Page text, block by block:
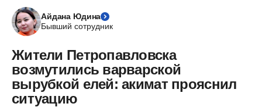
Айдана Юдина
Бывший сотрудник
Жители Петропавловска
возмутились варварской
вырубкой елей: акимат прояснил
ситуацию